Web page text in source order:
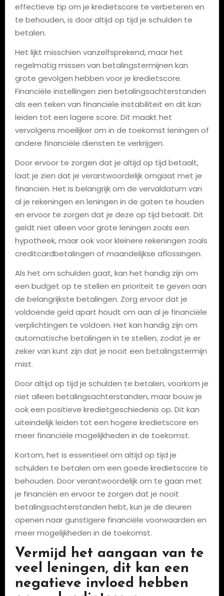
effectieve tip om je kredietscore te verbeteren en
te behouden, is door altijd op tijd je schulden te
betalen.
Het lijkt misschien vanzelfsprekend, maar het
regelmatig missen van betalingstermijnen kan
grote gevolgen hebben voor je kredietscore.
Financiële instellingen zien betalingsachterstanden
als een teken van financiële instabiliteit en dit kan
leiden tot een lagere score. Dit maakt het
vervolgens moeilijker om in de toekomst leningen of
andere financiële diensten te verkrijgen.
Door ervoor te zorgen dat je altijd op tijd betaalt,
laat je zien dat je verantwoordelijk omgaat met je
financiën. Het is belangrijk om de vervaldatum van
al je rekeningen en leningen in de gaten te houden
en ervoor te zorgen dat je deze op tijd betaalt. Dit
geldt niet alleen voor grote leningen zoals een
hypotheek, maar ook voor kleinere rekeningen zoals
creditcardbetalingen of maandelijkse aflossingen.
Als het om schulden gaat, kan het handig zijn om
een budget op te stellen en prioriteit te geven aan
de belangrijkste betalingen. Zorg ervoor dat je
voldoende geld apart houdt om aan al je financiële
verplichtingen te voldoen. Het kan handig zijn om
automatische betalingen in te stellen, zodat je er
zeker van kunt zijn dat je nooit een betalingstermijn
mist.
Door altijd op tijd je schulden te betalen, voorkom je
niet alleen betalingsachterstanden, maar bouw je
ook een positieve kredietgeschiedenis op. Dit kan
uiteindelijk leiden tot een hogere kredietscore en
meer financiële mogelijkheden in de toekomst.
Kortom, het is essentieel om altijd op tijd je
schulden te betalen om een goede kredietscore te
behouden. Door verantwoordelijk om te gaan met
je financiën en ervoor te zorgen dat je nooit
betalingsachterstanden hebt, kun je de deuren
openen naar gunstigere financiële voorwaarden en
meer mogelijkheden in de toekomst.
Vermijd het aangaan van te
veel leningen, dit kan een
negatieve invloed hebben